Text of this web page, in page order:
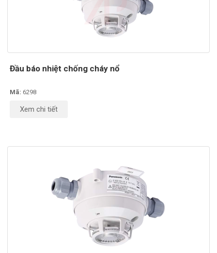
Đầu báo nhiệt chống cháy nổ
Mã: 6298
Xem chi tiết